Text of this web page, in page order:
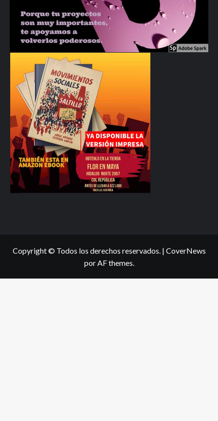
Copyright © Todos los derechos reservados. | CoverNews
por AF themes.